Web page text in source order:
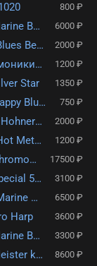
800 ₽
Губная гармошка Hohner Marine Band Crossover 6000 ₽
Губная гармоника Hohner Blues Bender C (M58501X) с уроками 2000 ₽
Держатель для губной гармоники Hohner HH1 1200 ₽
Star 1350 ₽
Губная гармошка Hohner Happy Blue 515/20/1 C (M5152) 750 ₽
Детская губная гармоника Hohner Melody Star 904/16/1 C (M904017) 2000 ₽
Губная гармоника Hohner Hot Metal E (M57205X) с уроками 1200 ₽
Губная гармошка Hohner Chromonica 270/48 Deluxe M754001 17500 ₽
Губная гармошка Hohner Special 560/20 3100 ₽
Губная гармоника Hohner Marine Band 365/28 C (M36501) 6500 ₽
Harp 3600 ₽
Губная гармошка Hohner Marine Band 1896/20 C (M189693X) 3300 ₽
Губная гармошка Hohner Meister klasse 580/20 A (M581106) 8600 ₽